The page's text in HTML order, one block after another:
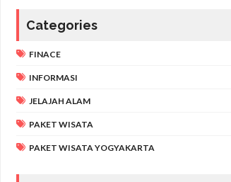
Categories
FINACE
INFORMASI
JELAJAH ALAM
PAKET WISATA
PAKET WISATA YOGYAKARTA